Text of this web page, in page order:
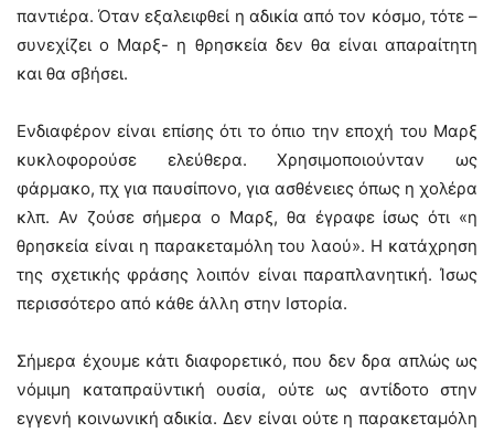
παντιέρα. Όταν εξαλειφθεί η αδικία από τον κόσμο, τότε –
συνεχίζει ο Μαρξ- η θρησκεία δεν θα είναι απαραίτητη
και θα σβήσει.
Ενδιαφέρον είναι επίσης ότι το όπιο την εποχή του Μαρξ
κυκλοφορούσε ελεύθερα. Χρησιμοποιούνταν ως
φάρμακο, πχ για παυσίπονο, για ασθένειες όπως η χολέρα
κλπ. Αν ζούσε σήμερα ο Μαρξ, θα έγραφε ίσως ότι «η
θρησκεία είναι η παρακεταμόλη του λαού». Η κατάχρηση
της σχετικής φράσης λοιπόν είναι παραπλανητική. Ίσως
περισσότερο από κάθε άλλη στην Ιστορία.
Σήμερα έχουμε κάτι διαφορετικό, που δεν δρα απλώς ως
νόμιμη καταπραϋντική ουσία, ούτε ως αντίδοτο στην
εγγενή κοινωνική αδικία. Δεν είναι ούτε η παρακεταμόλη